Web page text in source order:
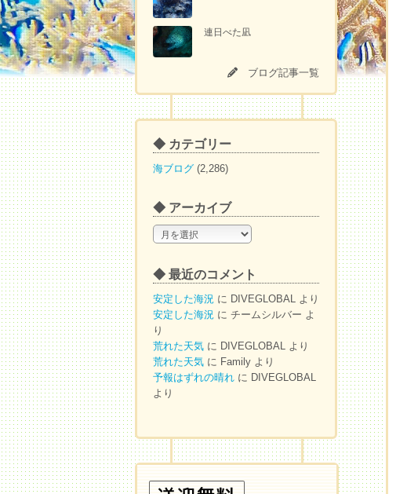
連日べた凪
ブログ記事一覧
◆ カテゴリー
海ブログ (2,286)
◆ アーカイブ
◆
ア
カ
イ
ブ
◆ 最近のコメント
安定した海況 に DIVEGLOBAL より
安定した海況 に チームシルバー よ
り
荒れた天気 に DIVEGLOBAL より
荒れた天気 に Family より
予報はずれの晴れ に DIVEGLOBAL
より